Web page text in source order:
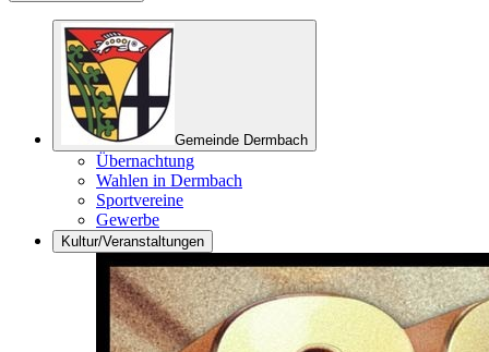
Gemeinde Dermbach
Übernachtung
Wahlen in Dermbach
Sportvereine
Gewerbe
Kultur/Veranstaltungen